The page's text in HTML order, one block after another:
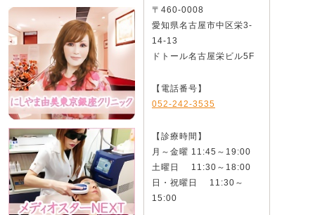
〒460-0008
愛知県名古屋市中区栄3-
14-13
ドトール名古屋栄ビル5F
【電話番号】
052-242-3535
【診療時間】
月～金曜 11:45～19:00
土曜日 11:30～18:00
日・祝曜日 11:30～
15:00